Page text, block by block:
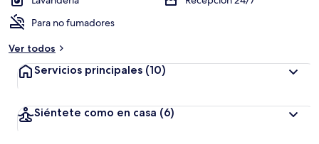
Para no fumadores
Ver todos
Servicios principales (10)
Siéntete como en casa (6)